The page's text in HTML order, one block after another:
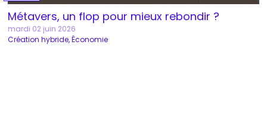
Métavers, un flop pour mieux rebondir ?
mardi 02 juin 2026
Création hybride Économie